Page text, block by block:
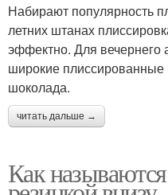
Набирают популярность
летних штанах
эффектно. Для вечернего
широкие плиссированные
шоколада.
читать дальше →
Как